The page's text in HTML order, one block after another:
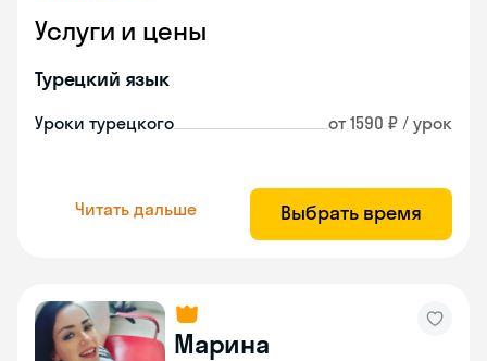
Услуги и цены
Турецкий язык
Уроки турецкого от 1590 ₽ / урок
Читать дальше Выбрать время
Марина